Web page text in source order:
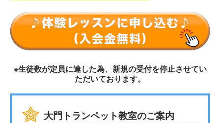
※生徒数が定員に達した為、新規の受付を停止させてい
ただいております。
大門トランペット教室のご案内